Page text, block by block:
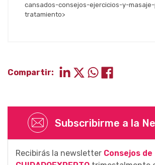
cansados-consejos-ejercicios-y-
tratamiento>
Compartir:
Subscribirme a la
Recibirás la newsletter Consejos de